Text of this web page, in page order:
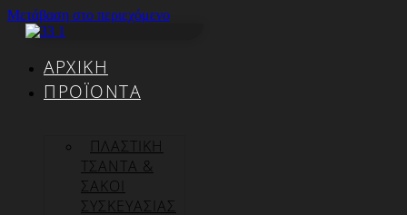
Μετάβαση στο περιεχόμενο
ΑΡΧΙΚΉ
ΠΡΟΪΌΝΤΑ
ΠΛΑΣΤΙΚΗ
ΤΣΑΝΤΑ &
ΣΑΚΟΙ
ΣΥΣΚΕΥΑΣΙΑΣ